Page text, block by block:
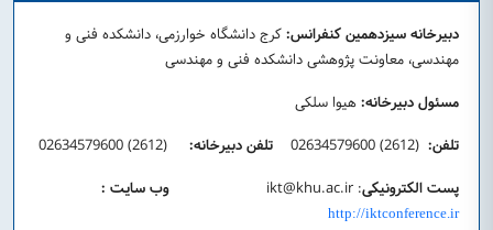
دبیرخانه سیزدهمین کنفرانس:کرج دانشگاه خوارزمی، دانشکده فنی و
مهندسی، معاونت پژوهشی دانشکده فنی و مهندسی
مسئول دبیرخانه:هیوا سلکی
تلفن: (2612) 02634579600 تلفن دبیرخانه: (2612) 02634579600
پست الکترونیکی:
ikt@khu.ac.ir وب سایت :
http://iktconference.ir